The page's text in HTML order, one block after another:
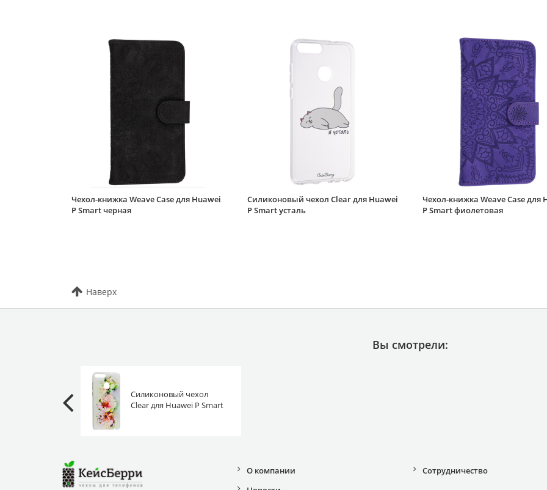
Чехол-книжка Weave Case для Huawei
P Smart черная
Силиконовый чехол Clear для Huawei
P Smart усталь
Чехол-книжка Weave Case для
P Smart фиолетовая
Наверх
Вы смотрели:
Силиконовый чехол
Clear для Huawei P Smart
О компании
Сотрудничество